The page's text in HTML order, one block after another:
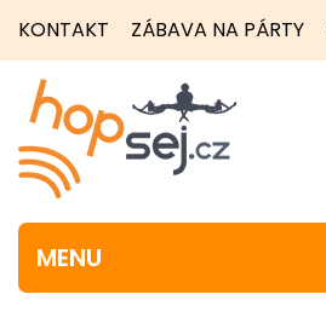
KONTAKT ZÁBAVA NA PÁRTY
MENU